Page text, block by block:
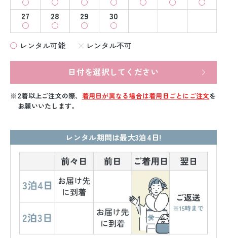
27
28 29 30
レンタル可能 レンタル不可
日付を選択してください
2着以上ご注文の際、 着用日が異なる場合は着用日ごとにご注文を
お願いいたします。
レンタル期間は最大3泊4日!